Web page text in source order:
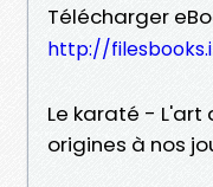
Télécharger
http://
Le karaté - L'art
origines à nos